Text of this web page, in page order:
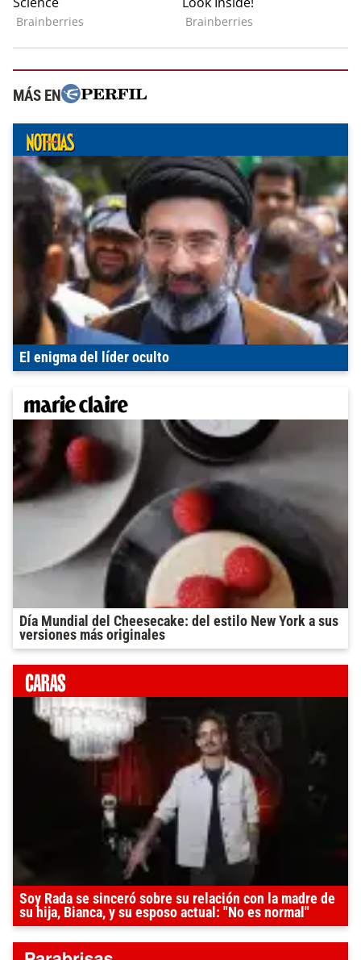
MÁS EN
El enigma del líder oculto
Día Mundial del Cheesecake: del estilo New York a sus
versiones más originales
Soy Rada se sinceró sobre su relación con la madre de
su hija, Bianca, y su esposo actual: "No es normal"